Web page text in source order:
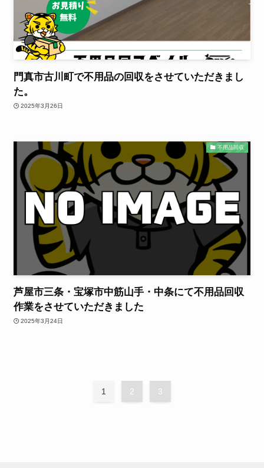
門真市古川町で不用品の回収をさせていただきまし
た。
2025年3月26日
不用品回収
芦屋市三条・宝塚市中筋山手・中条にて不用品回収
作業をさせていただきました
2025年3月24日
1 2 3